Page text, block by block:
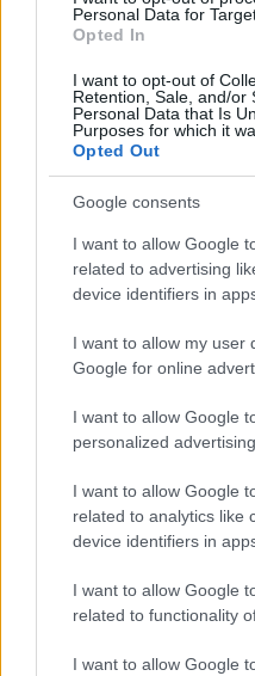
Personal Data for
Opted In
I want to opt-out of
Retention, Sale, and/or
Personal Data that Is
Purposes for which it
Opted Out
Google consents
I want to allow Google
related to advertising
device identifiers in
I want to allow my user
Google for online
I want to allow Google
personalized advertising.
I want to allow Google
related to analytics like
device identifiers in
I want to allow Google
related to functionality
I want to allow Google
POLITICA
La speranza può
economica: fieri
liberali e liberi
9 Febbraio 2018, 19:10
IL PIÙ